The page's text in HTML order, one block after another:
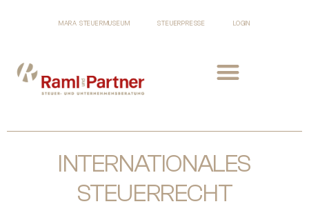
MARA STEUERMUSEUM STEUERPRESSE LOGIN
INTERNATIONALES
STEUERRECHT